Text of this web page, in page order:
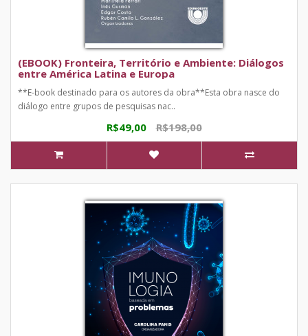
(EBOOK) Fronteira, Território e Ambiente: Diálogos
entre América Latina e Europa
**E-book destinado para os autores da obra**Esta obra nasce do
diálogo entre grupos de pesquisas nac..
R$49,00 R$198,00